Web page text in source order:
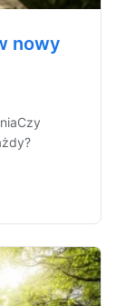
nowy